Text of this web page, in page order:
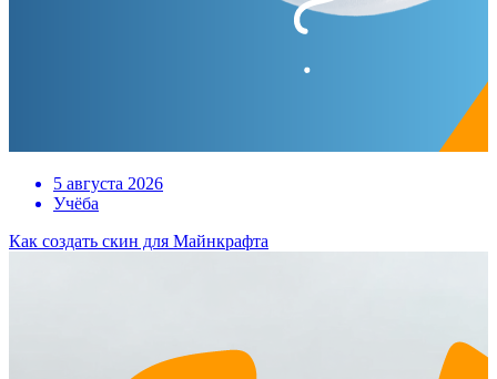
5 августа 2026
Учёба
Как создать скин для Майнкрафта